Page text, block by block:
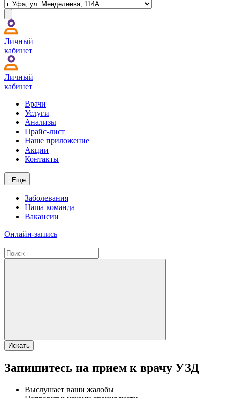
Личный
кабинет
Личный
кабинет
Врачи
Услуги
Анализы
Прайс-лист
Наше приложение
Акции
Контакты
Еще
Заболевания
Наша команда
Вакансии
Онлайн-запись
Искать
Запишитесь на прием к врачу УЗД
Выслушает ваши жалобы